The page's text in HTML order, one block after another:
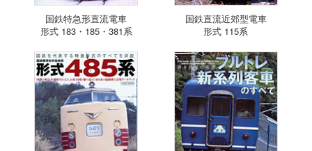
国鉄特急形直流電車
形式 183・185・381系
国鉄直流近郊型電車
形式 115系